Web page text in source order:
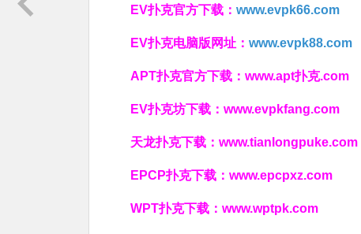
EV扑克官方下载： www.evpk66.com
EV扑克电脑版网址： www.evpk88.com
APT扑克官方下载： www.apt扑克.com
EV扑克坊下载： www.evpkfang.com
天龙扑克下载： www.tianlongpuke.com
EPCP扑克下载： www.epcpxz.com
WPT扑克下载： www.wptpk.com